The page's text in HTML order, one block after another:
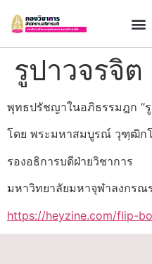
รูปาวจรจิต
พุทธปรัชญาในอภิธรรมฎก “รู
โดย พระมหาสมบูรณ์ วุฑฺฒิกโ
รองอธิการบดีฝ่ายวิชาการ
มหาวิทยาลัยมหาจุฬาลงกรณ
https://heyzine.com/flip-